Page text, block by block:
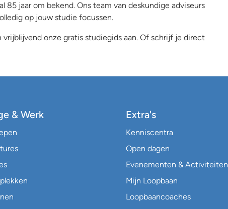
85 jaar om bekend. Ons team van deskundige adviseurs
op jouw studie focussen.
vrijblijvend onze gratis studiegids aan. Of schrijf je direct
& Werk Extra's
Kenniscentra
Open dagen
Evenementen & Activiteiten
Mijn Loopbaan
Loopbaancoaches